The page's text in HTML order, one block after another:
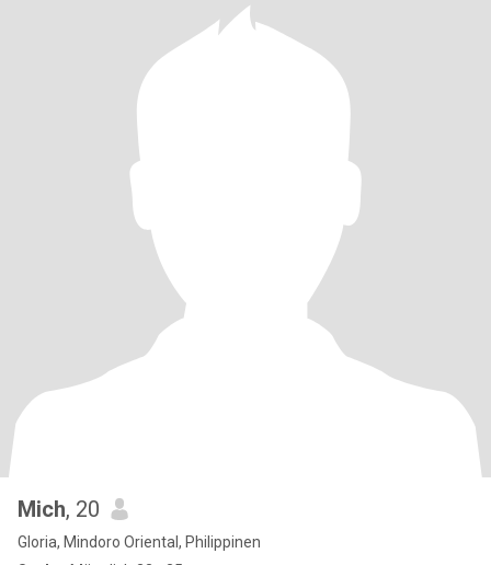
Mich, 20
Gloria, Mindoro Oriental, Philippinen